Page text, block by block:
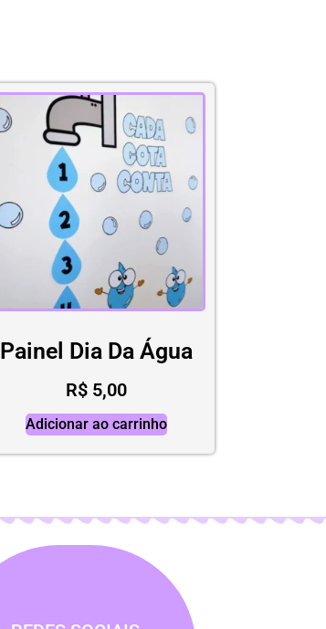
Painel Dia Da Água
R$5,00
Adicionar ao carrinho